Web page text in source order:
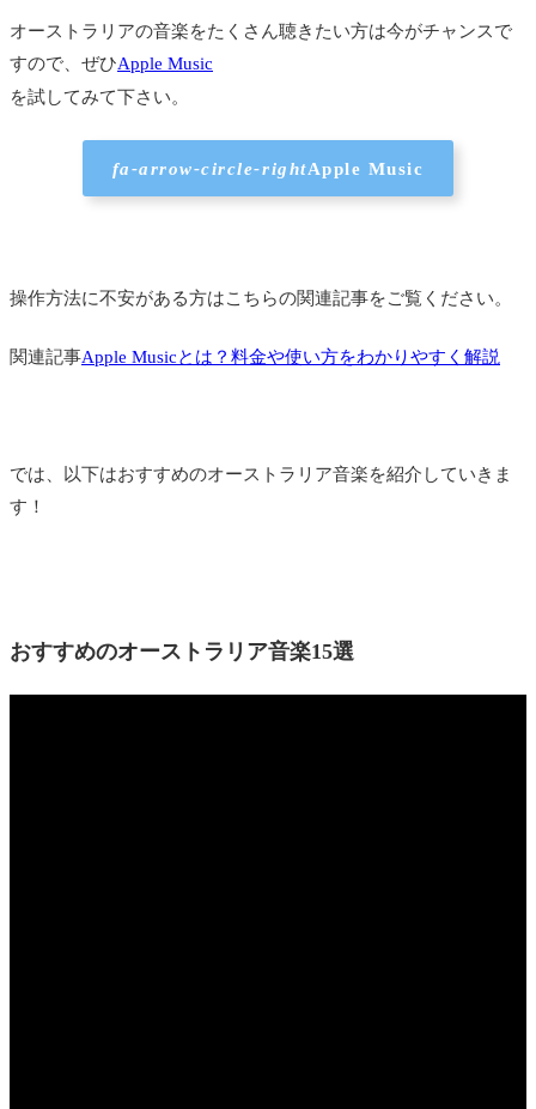
オーストラリアの音楽をたくさん聴きたい方は今がチャンスで
すので、ぜひApple Music
を試してみて下さい。
fa-arrow-circle-rightApple Music
操作方法に不安がある方はこちらの関連記事をご覧ください。
関連記事Apple Musicとは？料金や使い方をわかりやすく解説
では、以下はおすすめのオーストラリア音楽を紹介していきま
す！
おすすめのオーストラリア音楽15選